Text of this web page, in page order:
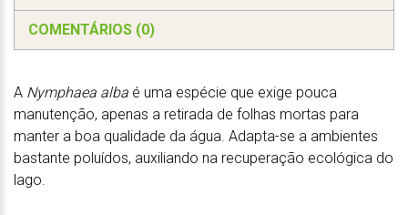
COMENTÁRIOS (0)
A Nymphaea alba é uma espécie que exige pouca
manutenção, apenas a retirada de folhas mortas para
manter a boa qualidade da água. Adapta-se a ambientes
bastante poluídos, auxiliando na recuperação ecológica do
lago.